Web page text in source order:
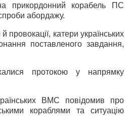
прикордонний корабель ПС
абордажу.
катери українських
поставленого завдання,
протокою у напрямку
ВМС повідомив про
кораблями та ситуацію